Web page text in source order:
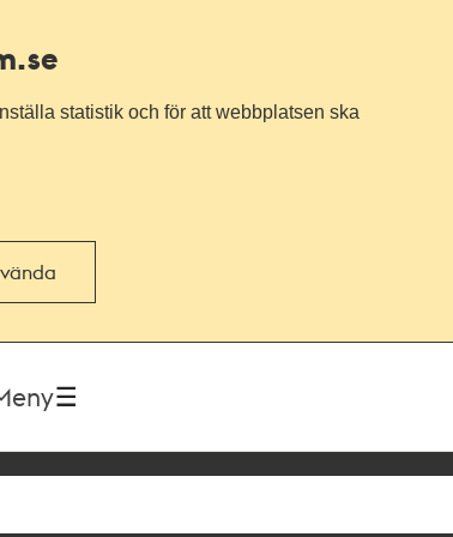
statistik och för att webbplatsen ska